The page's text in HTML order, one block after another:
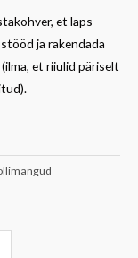
et laps
ja rakendada
et riiulid päriselt